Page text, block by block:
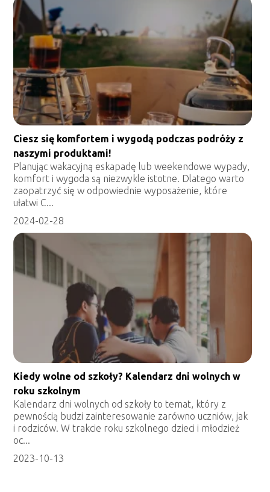
Ciesz się komfortem i wygodą podczas podróży z
naszymi produktami!
Planując wakacyjną eskapadę lub weekendowe wypady,
komfort i wygoda są niezwykle istotne. Dlatego warto
zaopatrzyć się w odpowiednie wyposażenie, które
ułatwi C...
2024-02-28
Kiedy wolne od szkoły? Kalendarz dni wolnych w
roku szkolnym
Kalendarz dni wolnych od szkoły to temat, który z
pewnością budzi zainteresowanie zarówno uczniów, jak
i rodziców. W trakcie roku szkolnego dzieci i młodzież
oc...
2023-10-13